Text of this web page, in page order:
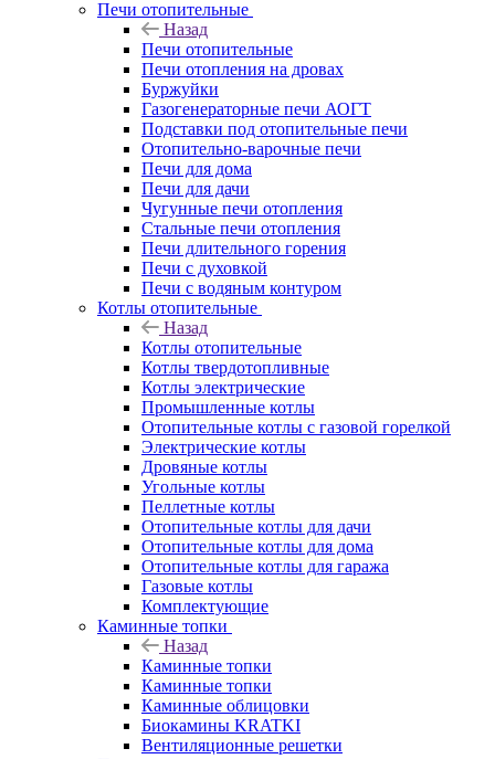
Печи отопительные
Назад
Печи отопительные
Печи отопления на дровах
Буржуйки
Газогенераторные печи АОГТ
Подставки под отопительные печи
Отопительно-варочные печи
Печи для дома
Печи для дачи
Чугунные печи отопления
Стальные печи отопления
Печи длительного горения
Печи с духовкой
Печи с водяным контуром
Котлы отопительные
Назад
Котлы отопительные
Котлы твердотопливные
Котлы электрические
Промышленные котлы
Отопительные котлы с газовой горелкой
Электрические котлы
Дровяные котлы
Угольные котлы
Пеллетные котлы
Отопительные котлы для дачи
Отопительные котлы для дома
Отопительные котлы для гаража
Газовые котлы
Комплектующие
Каминные топки
Назад
Каминные топки
Каминные топки
Каминные облицовки
Биокамины KRATKI
Вентиляционные решетки